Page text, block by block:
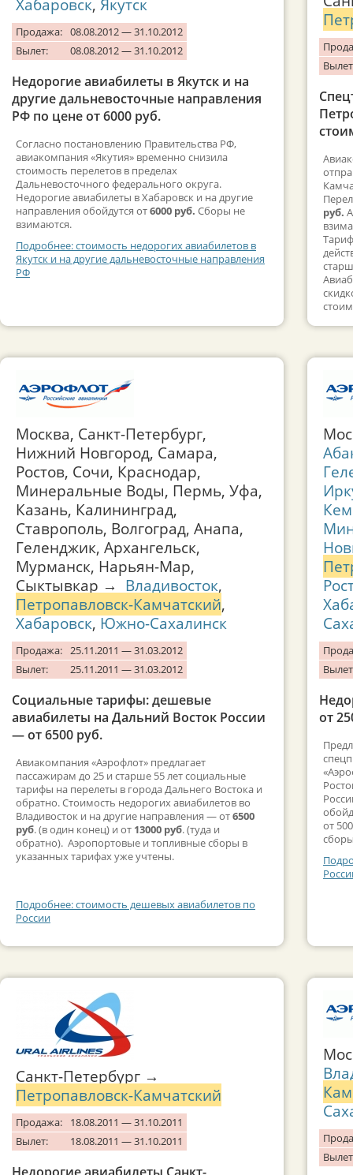
Хабаровск, Якутск
Продажа: 08.08.2012 — 31.10.2012
Вылет:
08.08.2012 — 31.10.2012
Недорогие авиабилеты в Якутск и на
другие дальневосточные направления
РФ по цене от 6000 руб.
Согласно постановлению Правительства РФ,
авиакомпания «Якутия» временно снизила
стоимость перелетов в пределах
Дальневосточного федерального округа.
Недорогие авиабилеты в Хабаровск и на другие
направления обойдутся от6000 руб. Сборы не
взимаются.
Подробнее: стоимость недорогих авиабилетов в
Якутск и на другие дальневосточные направления
РФ
Москва, Санкт-Петербург,
Нижний Новгород, Самара,
Ростов, Сочи, Краснодар,
Минеральные Воды, Пермь, Уфа,
Казань, Калининград,
Ставрополь, Волгоград, Анапа,
Геленджик, Архангельск,
Мурманск, Нарьян-Мар,
Сыктывкар → Владивосток,
Петропавловск-Камчатский,
Хабаровск, Южно-Сахалинск
Продажа: 25.11.2011 — 31.03.2012
Вылет:
25.11.2011 — 31.03.2012
Социальные тарифы: дешевые
авиабилеты на Дальний Восток России
— от 6500 руб.
Авиакомпания «Аэрофлот» предлагает
пассажирам до 25 и старше 55 лет социальные
тарифы на перелеты в города Дальнего Востока и
обратно. Стоимость недорогих авиабилетов во
Владивосток и на другие направления — от6500
руб. (в один конец) и от 13000 руб. (туда и
обратно). Аэропортовые и топливные сборы в
указанных тарифах уже учтены.
Подробнее: стоимость дешевых авиабилетов по
России
Санкт-Петербург →
Петропавловск-Камчатский
Продажа:
18.08.2011 — 31.10.2011
Вылет:
18.08.2011 — 31.10.2011
руб.
от
от